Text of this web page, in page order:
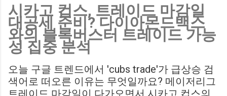
Match : 경기 당일 실시간 스코어 업데이트를 제공하는 뉴스로,
팬들의 높은 관심도를 반영합니다. Chris Davies: Birmingham
City boss says his side have to try to "be themselves" away
from home : 버밍엄 시티의 크리스 데이비스 감독은 원정 경기
다. ...
시카고 컵스, 트레이드 마감일
대공세 준비? 다이아몬드백스
와의 블록버스터 트레이드 가능
성 집중 분석
오늘 구글 트렌드에서 'cubs trade'가 급상승 검
색어로 떠오른 이유는 무엇일까요? 메이저리그